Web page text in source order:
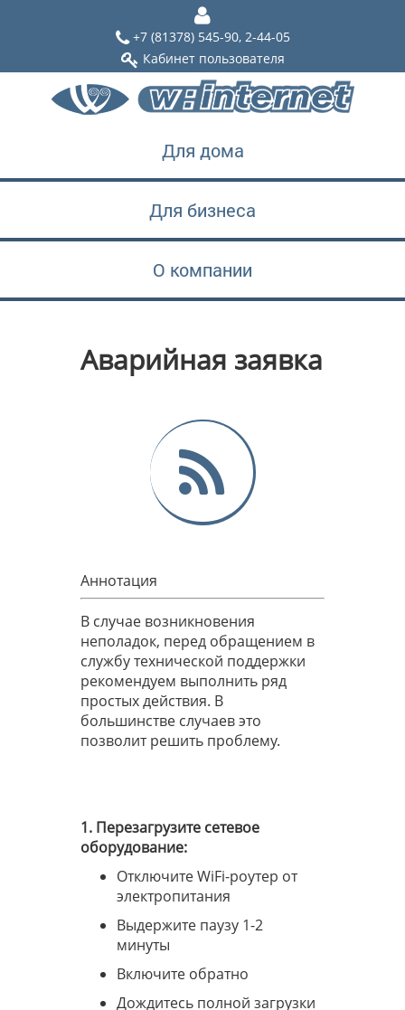
+7 (81378) 545-90, 2-44-05
Кабинет пользователя
Для дома
Для бизнеса
О компании
Аварийная заявка
Аннотация
В случае возникновения
неполадок, перед обращением в
службу технической поддержки
рекомендуем выполнить ряд
простых действия. В
большинстве случаев это
позволит решить проблему.
1. Перезагрузите сетевое
оборудование:
Отключите WiFi-роутер от
электропитания
Выдержите паузу 1-2
минуты
Включите обратно
Дождитесь полной загрузки